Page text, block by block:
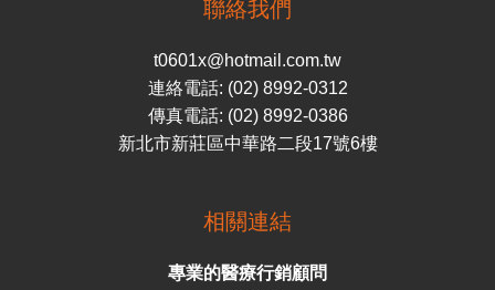
聯絡我們
t0601x@hotmail.com.tw
連絡電話: (02) 8992-0312
傳真電話: (02) 8992-0386
新北市新莊區中華路二段17號6樓
相關連結
專業的醫療行銷顧問